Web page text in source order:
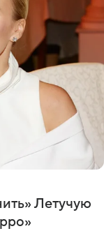
Летучую